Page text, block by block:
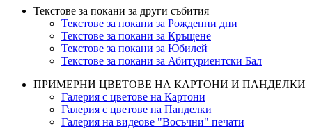
Текстове за покани за други събития
Текстове за покани за Рожденни дни
Текстове за покани за Кръщене
Текстове за покани за Юбилей
Текстове за покани за Абитуриентски Бал
ПРИМЕРНИ ЦВЕТОВЕ НА КАРТОНИ И ПАНДЕЛКИ
Галерия с цветове на Картони
Галерия с цветове на Панделки
Галерия на видеове "Восъчни" печати